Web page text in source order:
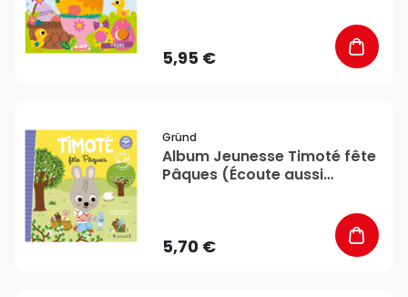
5,95 €
Gründ
Album Jeunesse Timoté fête
Pâques (Écoute aussi
5,70 €